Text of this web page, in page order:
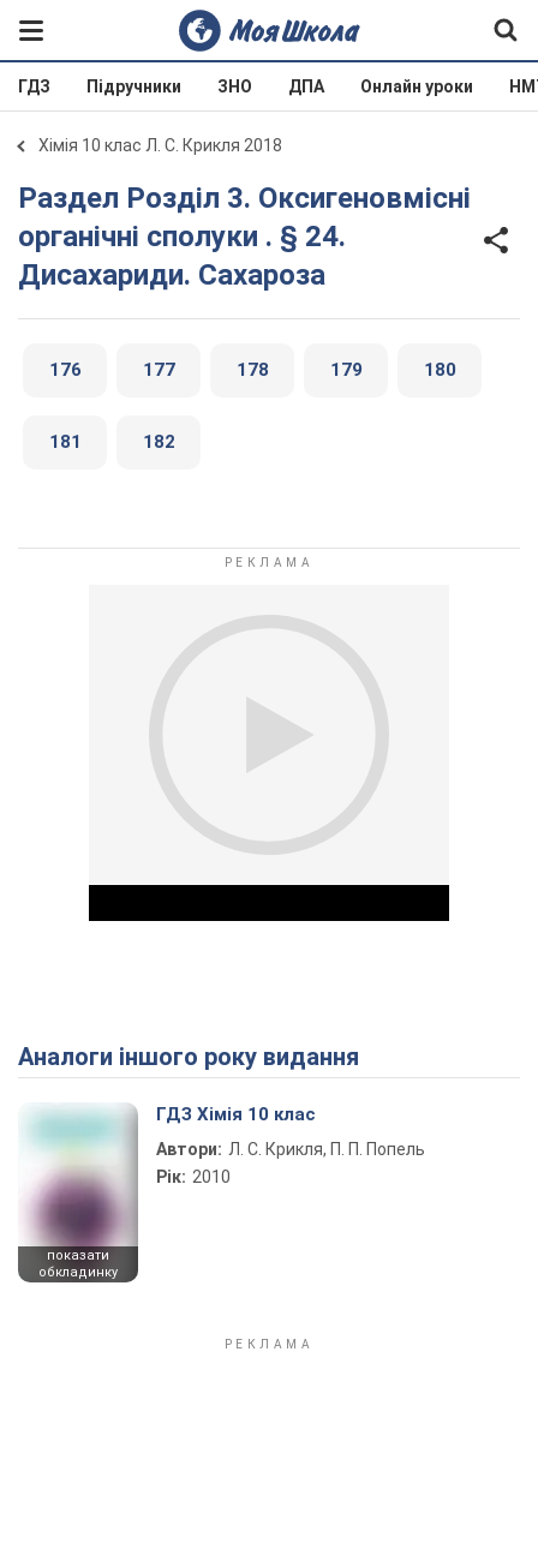
ГДЗ Підручники ЗНО ДПА Онлайн уроки
Хімія 10 клас Л. С. Крикля 2018
Раздел Розділ 3. Оксигеновмісні
органічні сполуки . § 24.
Дисахариди. Сахароза
176 177 178 179 180
181 182
Play Video
Аналоги іншого року видання
показати
обкладинку
ГДЗ Хімія 10 клас
Автори: Л. С. Крикля, П. П. Попель
Рік: 2010